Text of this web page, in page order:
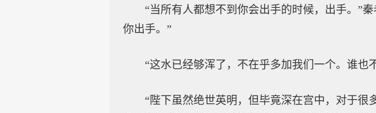
“当所有人都想不到你会出手的时候，出手。”
你出手。”
“这水已经够浑了，不在乎多加我们一个。谁
“陛下虽然绝世英明，但毕竟深在宫中，对于很